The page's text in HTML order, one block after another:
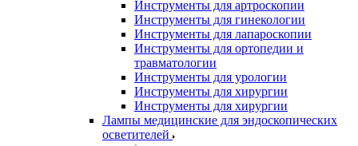
Инструменты для артроскопии
Инструменты для гинекологии
Инструменты для лапароскопии
Инструменты для ортопедии и
травматологии
Инструменты для урологии
Инструменты для хирургии
Инструменты для хирургии
Лампы медицинские для эндоскопических
осветителей